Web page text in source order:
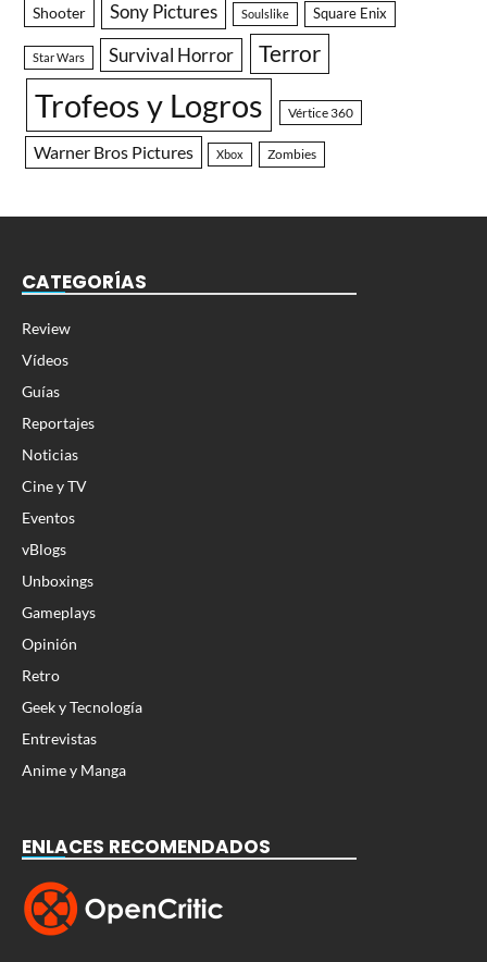
Shooter Sony Pictures Soulslike Square Enix
Star Wars Survival Horror Terror
Trofeos y Logros Vértice 360
Warner Bros Pictures Xbox Zombies
CATEGORÍAS
Review
Vídeos
Guías
Reportajes
Noticias
Cine y TV
Eventos
vBlogs
Unboxings
Gameplays
Opinión
Retro
Geek y Tecnología
Entrevistas
Anime y Manga
ENLACES RECOMENDADOS